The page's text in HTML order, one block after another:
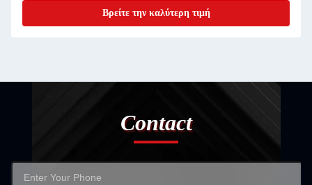
Βρείτε την καλύτερη τιμή
Contact